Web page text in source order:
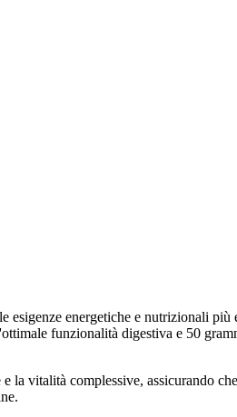
esigenze energetiche e nutrizionali
funzionalità digestiva e 50
la vitalità complessive, assicurando